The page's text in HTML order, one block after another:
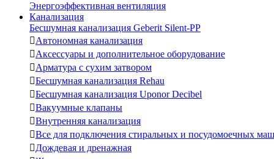
Энергоэффективная вентиляция
Канализация
Бесшумная канализация Geberit Silent-PP
Автономная канализация
Аксессуары и дополнительное оборудование
Арматура с сухим затвором
Бесшумная канализация Rehau
Бесшумная канализация Uponor Decibel
Вакуумные клапаны
Внутренняя канализация
Все для подключения стиральных и посудомоечных
Дождевая и дренажная